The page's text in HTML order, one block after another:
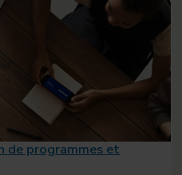
de programmes et